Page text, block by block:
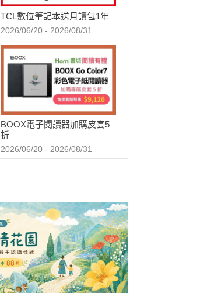
TCL數位筆記本送月讀包1年
2026/06/20 - 2026/08/31
BOOX電子閱讀器加購皮套5
折
2026/06/20 - 2026/08/31